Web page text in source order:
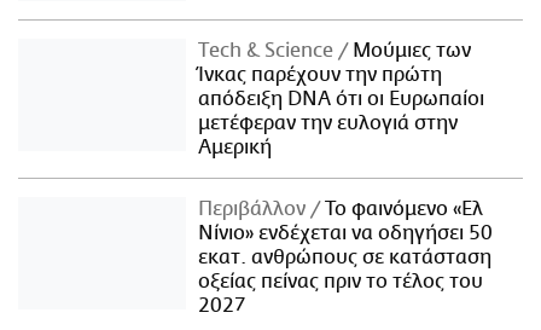
Τech & Science
Μούμιες των
Ίνκας παρέχουν την πρώτη
απόδειξη DNA ότι οι Ευρωπαίοι
μετέφεραν την ευλογιά στην
Αμερική
Περιβάλλον
Το φαινόμενο «Ελ
Νίνιο» ενδέχεται να οδηγήσει 50
εκατ. ανθρώπους σε κατάσταση
οξείας πείνας πριν το τέλος του
2027